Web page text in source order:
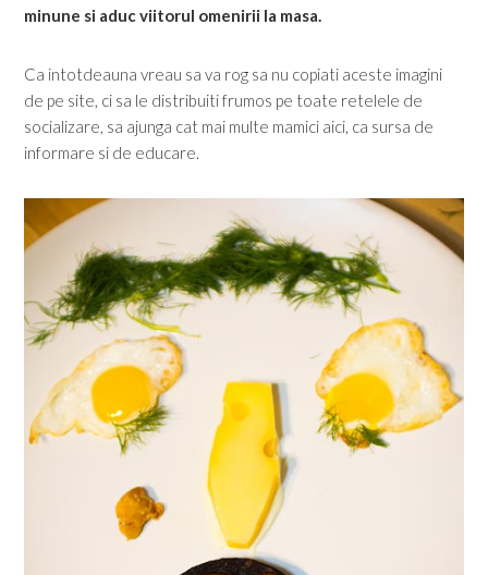
minune si aduc viitorul omenirii la masa.
Ca intotdeauna vreau sa va rog sa nu copiati aceste imagini
de pe site, ci sa le distribuiti frumos pe toate retelele de
socializare, sa ajunga cat mai multe mamici aici, ca sursa de
informare si de educare.